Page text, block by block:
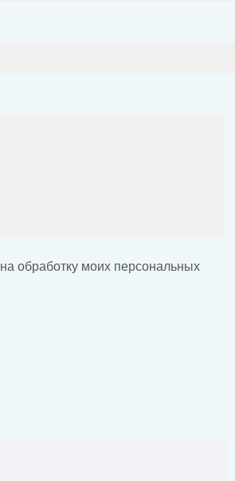
на обработку моих персональных